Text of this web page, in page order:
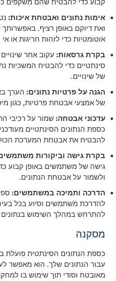
קבוע כדי להבטיח שהם משקפים
אימות נתונים ואבטחת איכות:
ואת דיוקם באופן רציף.
אוטומטיות כדי לזהות חריגות או
בקרת גרסאות: עקוב אחר
סינתטיים כדי להבטיח המשכיות
של שינויים.
הגנה על פרטיות נתונים: הערך
של אמצעי אבטחת פרטיות, כגון
עדכוני אבטחה:שמור על רכיבי
כספת הנתונים הסינתטיים
להבטיח את אבטחת המערכת
בקרת גישה וביקורות
גישה של משתמשים באופן קבוע
ולשמור על אבטחת הנתונים.
הדרכה ותמיכה במשתמשים:
להדרכת משתמשים וסיוע בכל
להתרחש במהלך השימוש בנתונים
מסקנה
כספת הנתונים הסינתטית פועלת
עבור הנתונים שלך. הוא מאפשר
מאובטח וסודי תוך שימוש בו